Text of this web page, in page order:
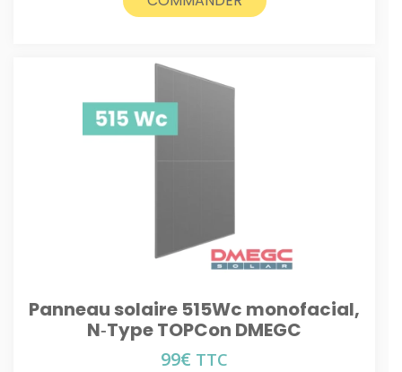
Panneau solaire 515Wc monofacial,
N‑Type TOPCon DMEGC
99€ TTC